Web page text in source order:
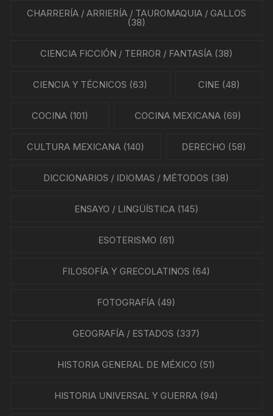
CHARRERÍA / ARRIERÍA / TAUROMAQUIA / GALLOS
(38)
CIENCIA FICCIÓN / TERROR / FANTASÍA(38)
CIENCIA Y TÉCNICOS (63) CINE(48)
COCINA(101) COCINA MEXICANA (69)
CULTURA MEXICANA(140) DERECHO (58)
DICCIONARIOS / IDIOMAS / MÉTODOS (38)
ENSAYO / LINGÜÍSTICA(145)
ESOTERISMO (61)
FILOSOFÍA Y GRECOLATINOS (64)
FOTOGRAFÍA (49)
GEOGRAFÍA / ESTADOS (337)
HISTORIA GENERAL DE MÉXICO (51)
HISTORIA UNIVERSAL Y GUERRA (94)